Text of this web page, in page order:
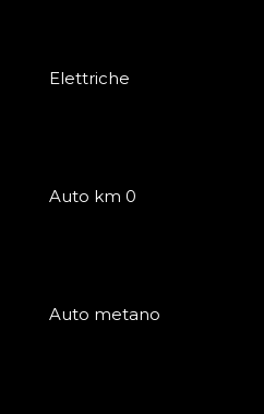
Elettriche
Auto km 0
Auto metano